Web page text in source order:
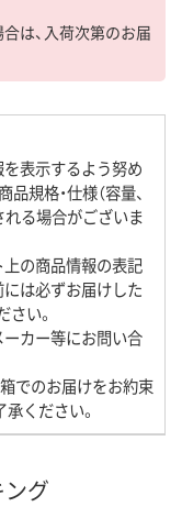
は、入荷次第のお届
表示するよう努め
規格・仕様（容量、
れる場合がございま
上の商品情報の表記
は必ずお届けした
い。
ーカー等にお問い合
箱でのお届けをお約束
ください。
グ